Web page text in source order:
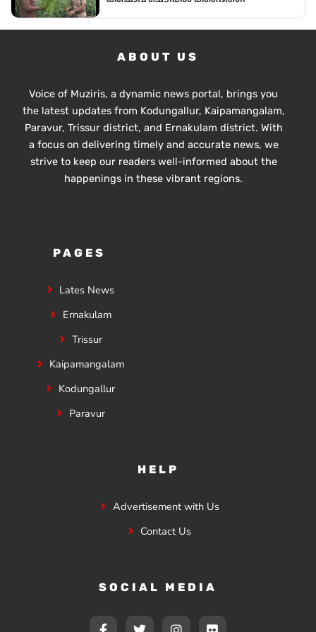
വിദ്യാഭ്യാസ മന്ത്രി അഡ്വ.എൻ. ഷംസുദ്ദീൻ
ABOUT US
Voice of Muziris, a dynamic news portal, brings you
the latest updates from Kodungallur, Kaipamangalam,
Paravur, Trissur district, and Ernakulam district. With
a focus on delivering timely and accurate news, we
strive to keep our readers well-informed about the
happenings in these vibrant regions.
PAGES
Lates News
Ernakulam
Trissur
Kaipamangalam
Kodungallur
Paravur
HELP
Advertisement with Us
Contact Us
SOCIAL MEDIA
F
T
I
F